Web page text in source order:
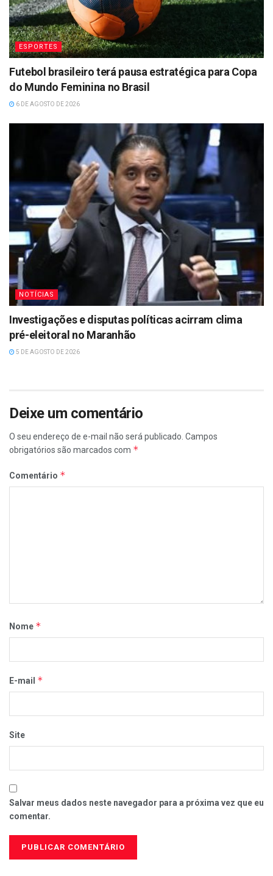
ESPORTES
Futebol brasileiro terá pausa estratégica para Copa
do Mundo Feminina no Brasil
6 DE AGOSTO DE 2026
NOTÍCIAS
Investigações e disputas políticas acirram clima
pré-eleitoral no Maranhão
5 DE AGOSTO DE 2026
Deixe um comentário
O seu endereço de e-mail não será publicado. Campos
obrigatórios são marcados com *
Comentário *
Nome *
E-mail *
Site
Salvar meus dados neste navegador para a próxima vez que eu
comentar.